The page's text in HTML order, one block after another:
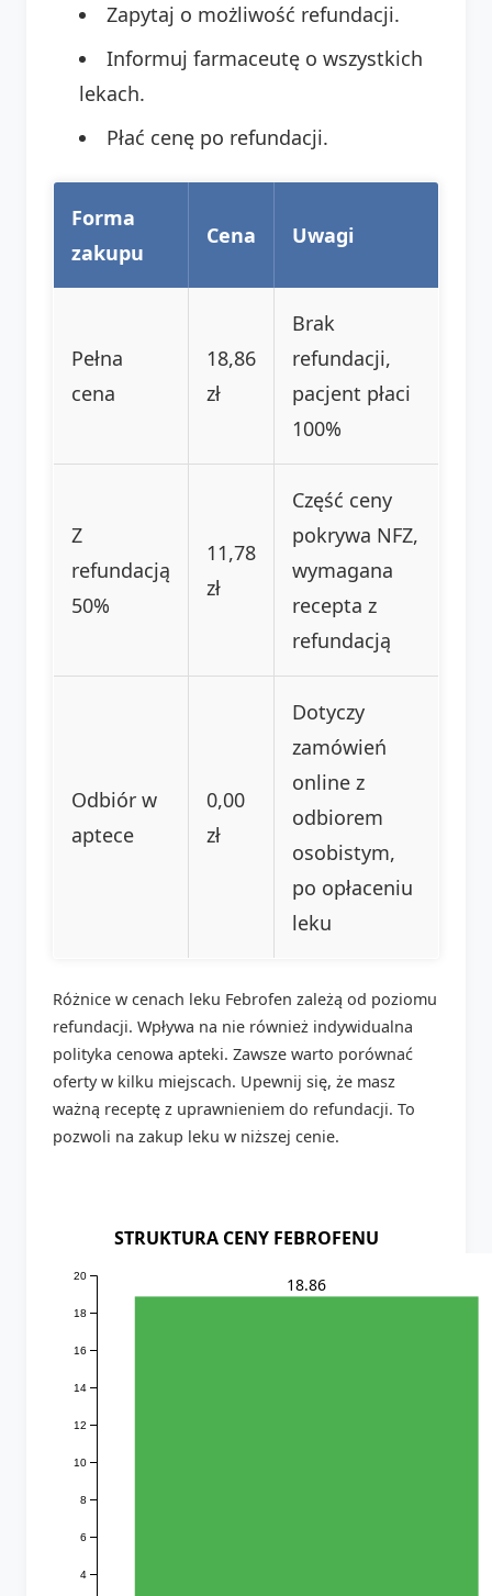
Zapytaj o możliwość refundacji.
Informuj farmaceutę o wszystkich
lekach.
Płać cenę po refundacji.
Forma
zakupu
Cena Uwagi
Pełna
cena
18,86
zł
Brak
refundacji,
pacjent płaci
100%
Z
refundacją
50%
11,78
zł
Część ceny
pokrywa NFZ,
wymagana
recepta z
refundacją
Odbiór w
aptece
0,00
zł
Dotyczy
zamówień
online z
odbiorem
osobistym,
po opłaceniu
leku
Różnice w cenach leku Febrofen zależą od poziomu
refundacji. Wpływa na nie również indywidualna
polityka cenowa apteki. Zawsze warto porównać
oferty w kilku miejscach. Upewnij się, że masz
ważną receptę z uprawnieniem do refundacji. To
pozwoli na zakup leku w niższej cenie.
STRUKTURA CENY FEBROFENU
4
6
8
10
12
14
16
18
20 18.86